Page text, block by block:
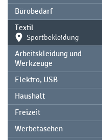
Bürobedarf
Textil
Sportbekleidung
Arbeitskleidung und
Werkzeuge
Elektro, USB
Haushalt
Freizeit
Werbetaschen